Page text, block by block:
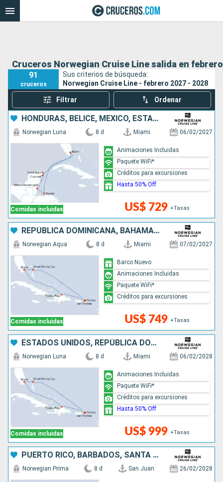
Cruceros Norwegian Cruise Line salida en febrero
91
cruceros
Sus criterios de búsqueda:
Norwegian Cruise Line - febrero 2027 - 2028
Filtrar Ordenar
HONDURAS, BELICE, MÉXICO, ESTADOS UNIDOS
Comidas incluidas
Norwegian Luna 8 d Miami 06/02/2027
US$ 729 +Tasas
Animaciones Incluidas
Paquete WiFi*
Créditos para excursiones
Hasta 50% Off
REPÚBLICA DOMINICANA, BAHAMAS, ESTADOS UNIDOS
Comidas incluidas
Norwegian Aqua 8 d Miami 07/02/2027
US$ 749 +Tasas
Barco Nuevo
Animaciones Incluidas
Paquete WiFi*
Créditos para excursiones
ESTADOS UNIDOS, REPÚBLICA DOMINICANA, BAHAMAS
Comidas incluidas
Norwegian Luna 8 d Miami 06/02/2028
US$ 999 +Tasas
Animaciones Incluidas
Paquete WiFi*
Créditos para excursiones
Hasta 50% Off
PUERTO RICO, BARBADOS, SANTA LUCIA, SAN MARTÍN
Norwegian Prima 8 d San Juan 26/02/2028